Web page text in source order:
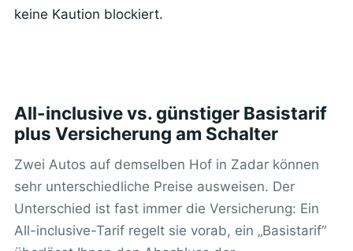
keine Kaution blockiert.
All-inclusive vs. günstiger Basistarif
plus Versicherung am Schalter
Zwei Autos auf demselben Hof in Zadar können
sehr unterschiedliche Preise ausweisen. Der
Unterschied ist fast immer die Versicherung: Ein
All-inclusive-Tarif regelt sie vorab, ein „Basistarif“